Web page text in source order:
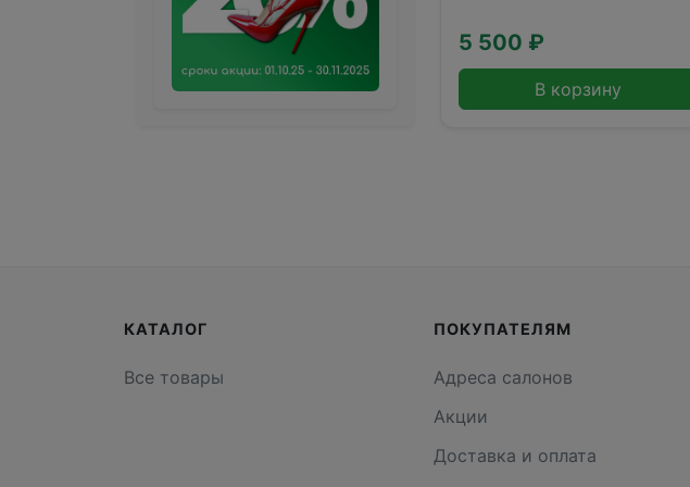
5 500 ₽
В корзину
КАТАЛОГ
Все товары
ПОКУПАТЕЛЯМ
Адреса салонов
Акции
Доставка и оплата